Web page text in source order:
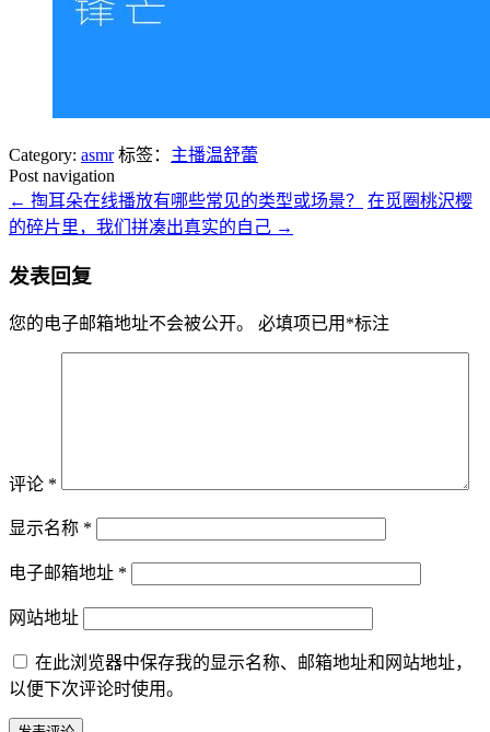
Category: asmr 标签： 主播温舒蕾
Post navigation
← 掏耳朵在线播放有哪些常见的类型或场景？
在觅圈桃沢樱
的碎片里，我们拼凑出真实的自己 →
发表回复
您的电子邮箱地址不会被公开。 必填项已用 *标注
评论 *
显示名称 *
电子邮箱地址 *
网站地址
在此浏览器中保存我的显示名称、邮箱地址和网站地址，
以便下次评论时使用。